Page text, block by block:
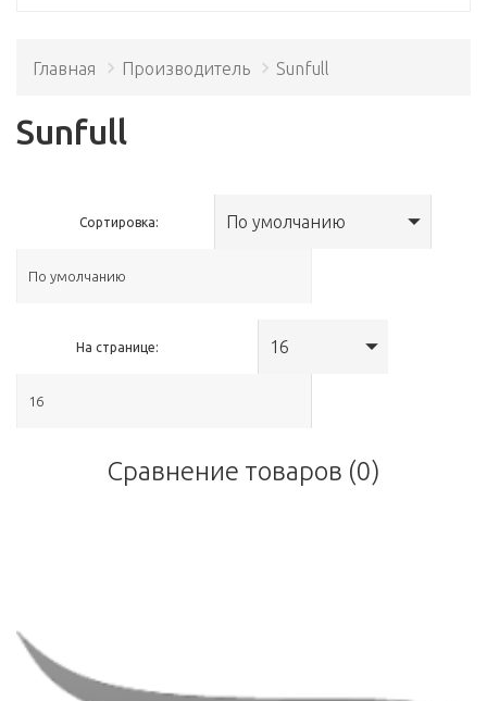
Главная Производитель Sunfull
Sunfull
Сортировка: По умолчанию
На странице: 16
Сравнение товаров (0)